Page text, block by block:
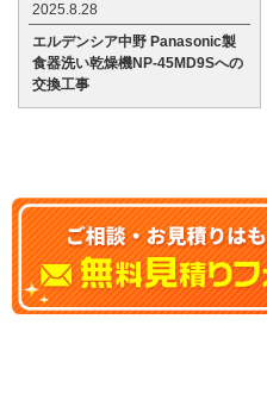
2025.8.28
エルデンシア中野 Panasonic製
食器洗い乾燥機NP-45MD9Sへの
交換工事